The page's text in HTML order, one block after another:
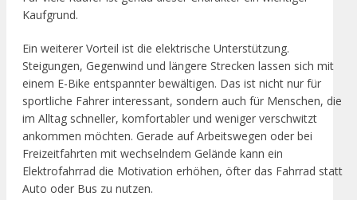
Kaufgrund.
Ein weiterer Vorteil ist die elektrische Unterstützung.
Steigungen, Gegenwind und längere Strecken lassen sich mit
einem E-Bike entspannter bewältigen. Das ist nicht nur für
sportliche Fahrer interessant, sondern auch für Menschen, die
im Alltag schneller, komfortabler und weniger verschwitzt
ankommen möchten. Gerade auf Arbeitswegen oder bei
Freizeitfahrten mit wechselndem Gelände kann ein
Elektrofahrrad die Motivation erhöhen, öfter das Fahrrad statt
Auto oder Bus zu nutzen.